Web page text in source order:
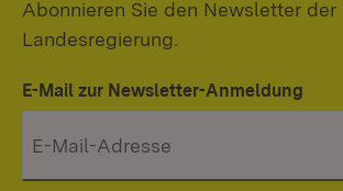
Abonnieren Sie den Newsletter der
Landesregierung.
E-Mail zur Newsletter-Anmeldung